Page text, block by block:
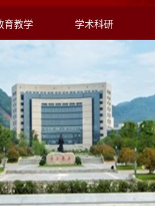
育教学 学术科研